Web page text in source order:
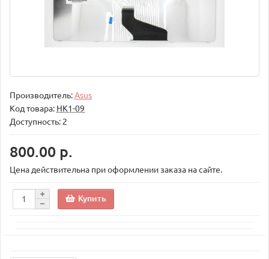
Производитель:Asus
Код товара: НК1-09
Доступность: 2
800.00 р.
Цена действительна при оформлении заказа на сайте.
Купить